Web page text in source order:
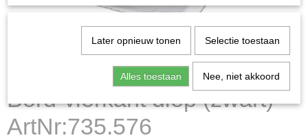
Bord-vierkant diep (zwart)
ArtNr:735.576
Later opnieuw tonen Selectie toestaan
Alles toestaan Nee, niet akkoord